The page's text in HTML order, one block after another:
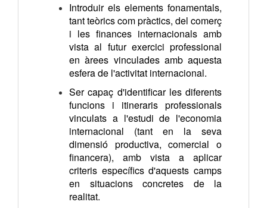
Introduir els elements fonamentals,
tant teòrics com pràctics, del comerç
i les finances internacionals amb
vista al futur exercici professional
en àrees vinculades amb aquesta
esfera de l'activitat internacional.
Ser capaç d'identificar les diferents
funcions i itineraris professionals
vinculats a l'estudi de l'economia
internacional (tant en la seva
dimensió productiva, comercial o
financera), amb vista a aplicar
criteris específics d'aquests camps
en situacions concretes de la
realitat.